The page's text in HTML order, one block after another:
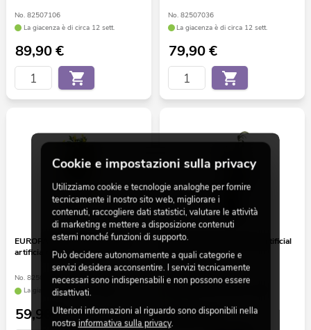
No. 82507106
La giacenza è di circa 12 sett.
89,90€
No. 82507036
La giacenza è di circa 12 sett.
79,90€
EUROPALMS Laburno, pianta
artificiale, giallo, 150 cm
No. 82507115
La giacenza è di circa 12 sett.
59,90€
EUROPALMS Olive tree, artificial
plant, 68 cm
No. 82506421
15,90€
Cookie e impostazioni sulla privacy
Utilizziamo cookie e tecnologie analoghe per fornire
tecnicamente il nostro sito web, migliorare i
contenuti, raccogliere dati statistici, valutare le attività
di marketing e mettere a disposizione contenuti
esterni nonché funzioni di supporto.
Può decidere autonomamente a quali categorie e
servizi desidera acconsentire. I servizi tecnicamente
necessari sono indispensabili e non possono essere
disattivati.
Ulteriori informazioni al riguardo sono disponibili nella
nostra informativa sulla privacy.